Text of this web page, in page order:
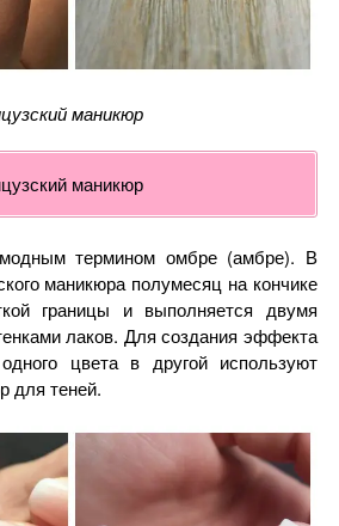
маникюр
маникюр
термином омбре (амбре). В
маникюра полумесяц на кончике
границы и выполняется двумя
лаков. Для создания эффекта
цвета в другой используют
для теней.